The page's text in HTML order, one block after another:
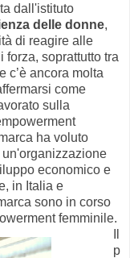
dall'istituto
delle donne,
di reagire alle
forza, soprattutto tra
c’è ancora molta
come
sulla
ha voluto
un'organizzazione
economico e
in Italia e
sono in corso
femminile.
p